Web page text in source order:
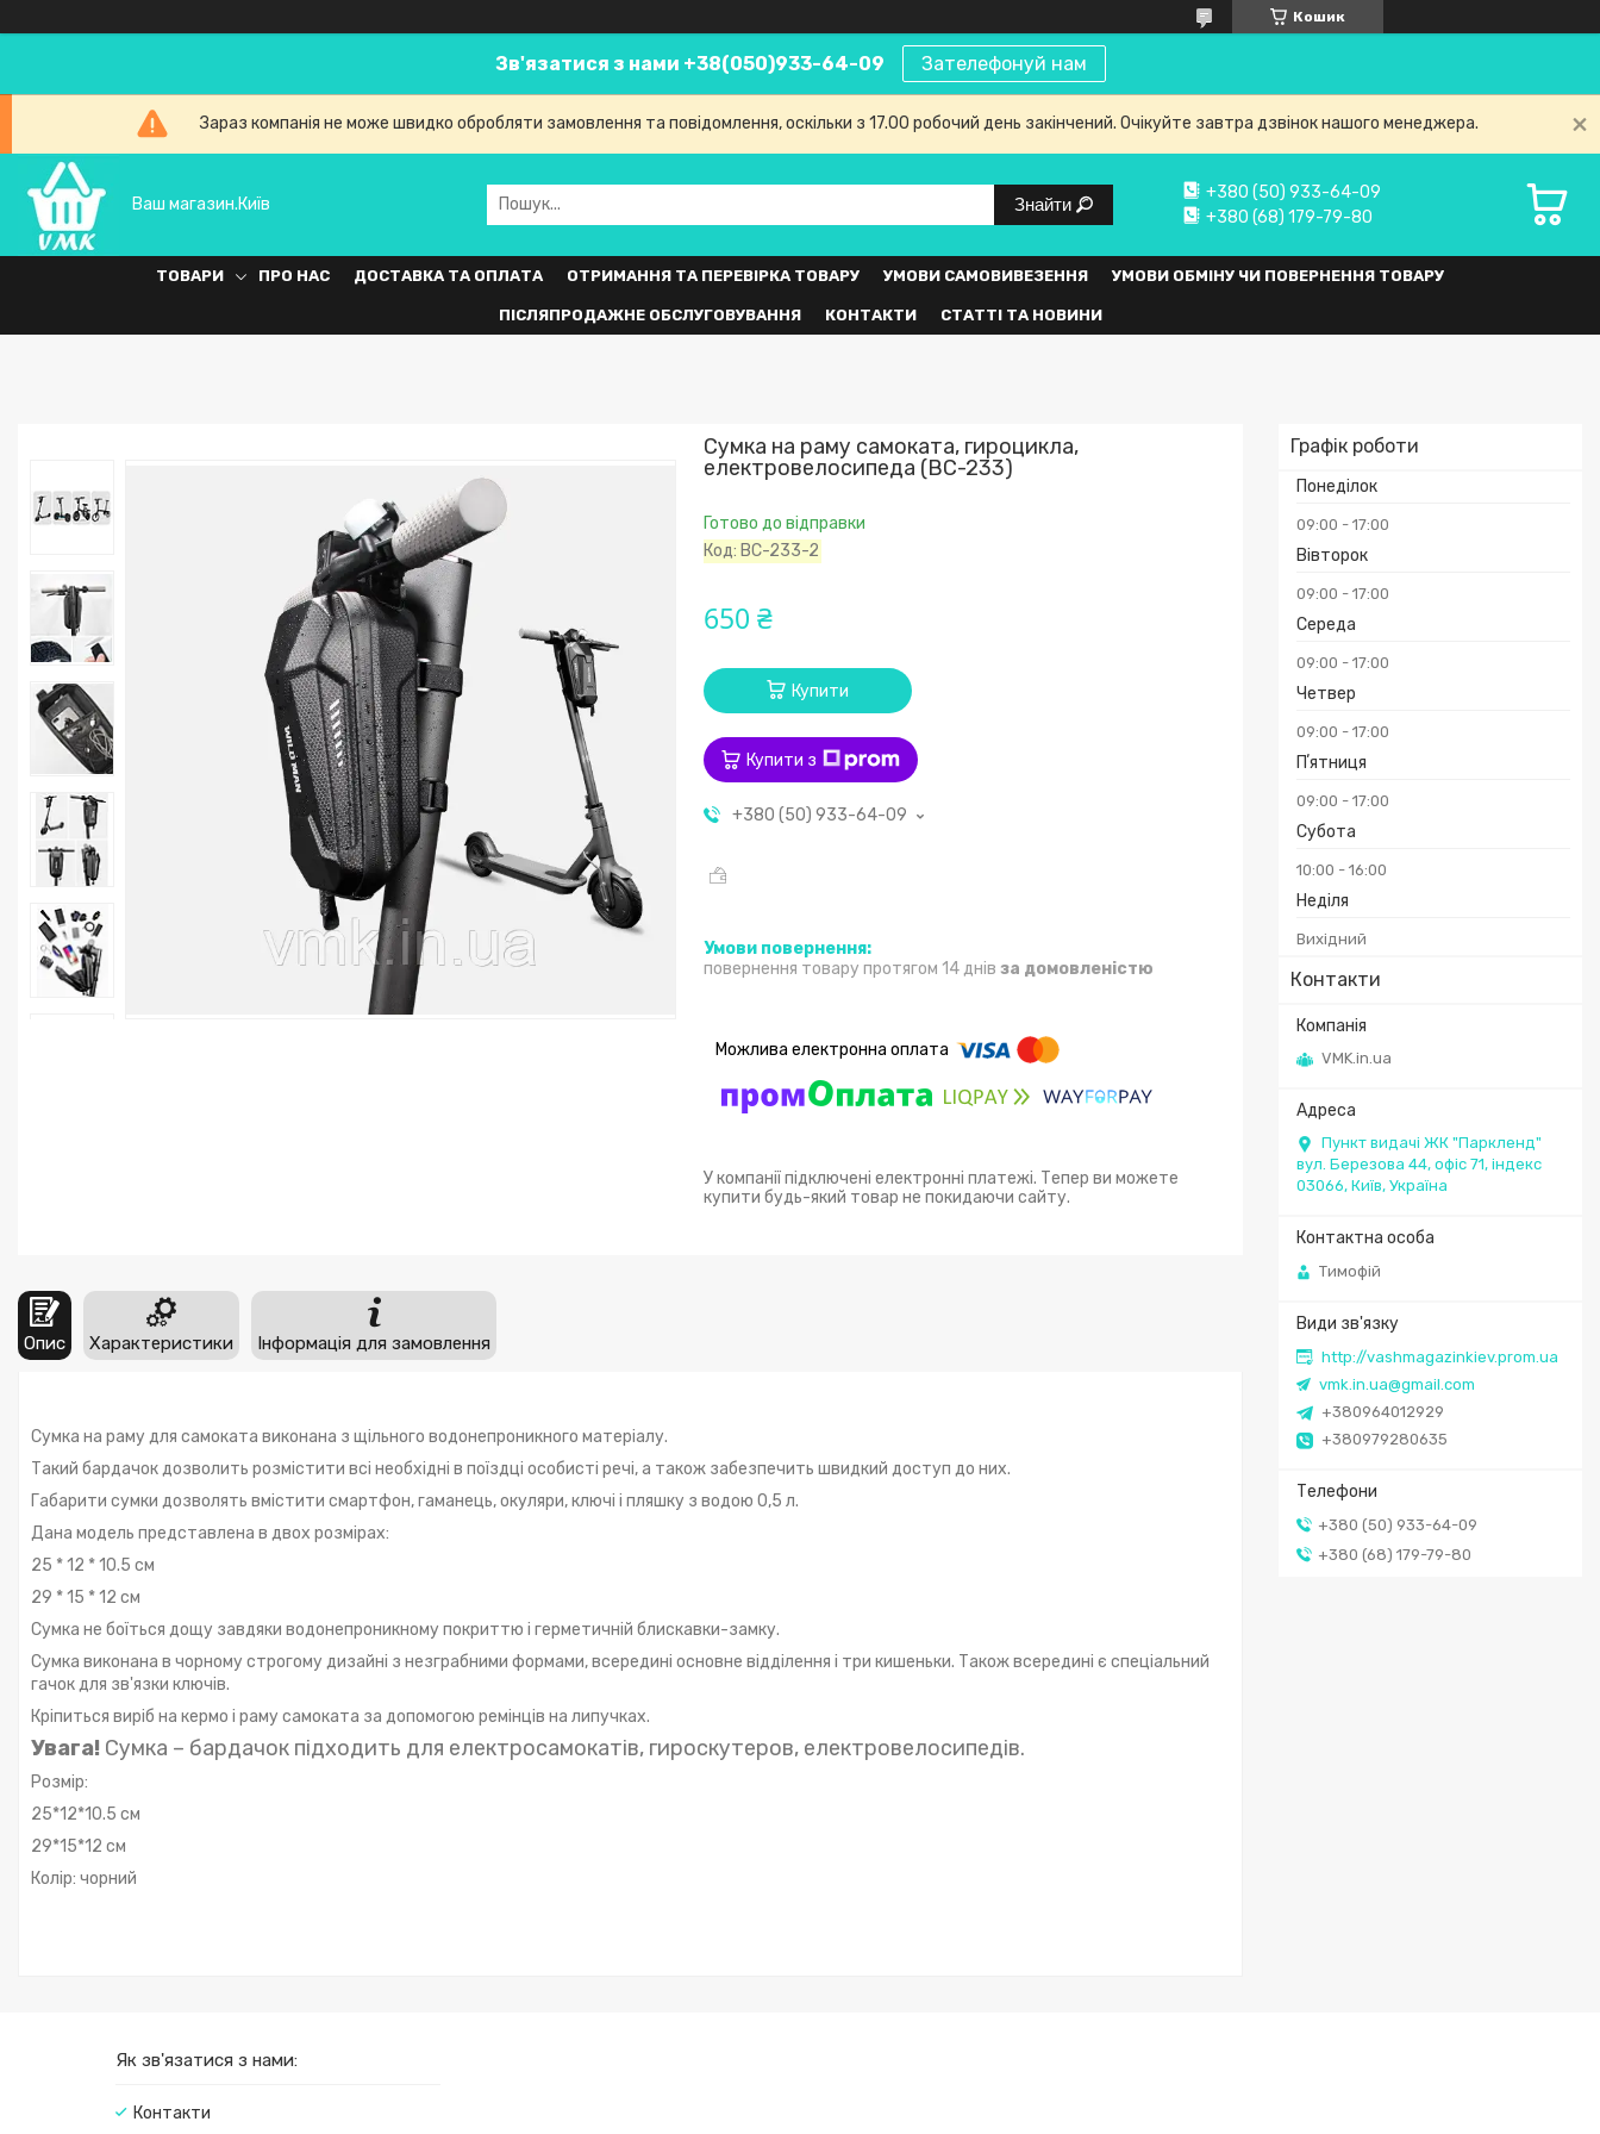
Кошик
Зв'язатися з нами +38(050)933-64-09 Зателефонуй нам
Зараз компанія не може швидко обробляти замовлення та повідомлення, оскільки з 17.00 робочий день закінчений. Очікуйте завтра дзвінок нашого менеджера.
Ваш магазин.Київ Знайти
+380 (50) 933-64-09
+380 (68) 179-79-80
ТОВАРИ ПРО НАС ДОСТАВКА ТА ОПЛАТА ОТРИМАННЯ ТА ПЕРЕВІРКА ТОВАРУ УМОВИ САМОВИВЕЗЕННЯ УМОВИ ОБМІНУ ЧИ ПОВЕРНЕННЯ ТОВАРУ
ПІСЛЯПРОДАЖНЕ ОБСЛУГОВУВАННЯ КОНТАКТИ СТАТТІ ТА НОВИНИ
Графік роботи
Понеділок
09:00 17:00
Вівторок
09:00 17:00
Середа
09:00 17:00
Четвер
09:00 17:00
Пʼятниця
09:00 17:00
Субота
10:00 16:00
Неділя
Вихідний
Контакти
VMK.in.ua
Пункт видачі ЖК "Паркленд"
вул. Березова 44, офіс 71, індекс
03066, Київ, Україна
Тимофій
http://vashmagazinkiev.prom.ua
vmk.in.ua@gmail.com
+380964012929
+380979280635
+380 (50) 933-64-09
+380 (68) 179-79-80
Сумка на раму самоката, гироцикла,
електровелосипеда (ВС-233)
Готово до відправки
Код: ВС-233-2
650 ₴
Купити
Купити з
+380 (50) 933-64-09
повернення товару протягом 14 днів за домовленістю
У компанії підключені електронні платежі. Тепер ви можете
купити будь-який товар не покидаючи сайту.
Опис Характеристики Інформація для замовлення
Сумка на раму для самоката виконана з щільного водонепроникного матеріалу.
Такий бардачок дозволить розмістити всі необхідні в поїздці особисті речі, а також забезпечить швидкий доступ до них.
Габарити сумки дозволять вмістити смартфон, гаманець, окуляри, ключі і пляшку з водою 0,5 л.
Дана модель представлена в двох розмірах:
25 * 12 * 10.5 см
29 * 15 * 12 см
Сумка не боїться дощу завдяки водонепроникному покриттю і герметичній блискавки-замку.
Сумка виконана в чорному строгому дизайні з незграбними формами, всередині основне відділення і три кишеньки. Також всередині є спеціальний
гачок для зв'язки ключів.
Кріпиться виріб на кермо і раму самоката за допомогою ремінців на липучках.
Увага! Сумка – бардачок підходить для електросамокатів, гироскутеров, електровелосипедів.
Розмір:
25*12*10.5 см
29*15*12 см
Колір: чорний
Як зв'язатися з нами:
Контакти